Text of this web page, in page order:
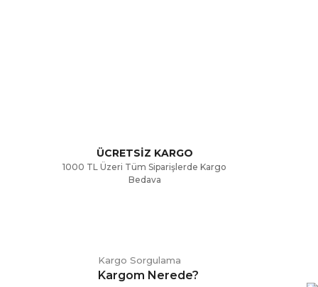
ÜCRETSİZ KARGO
1000 TL Üzeri Tüm Siparişlerde Kargo
Bedava
Kargo Sorgulama
Kargom Nerede?